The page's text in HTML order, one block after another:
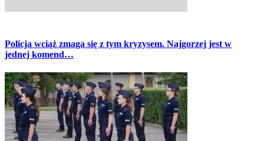
Policja wciąż zmaga się z tym kryzysem. Najgorzej jest w
jednej komend…